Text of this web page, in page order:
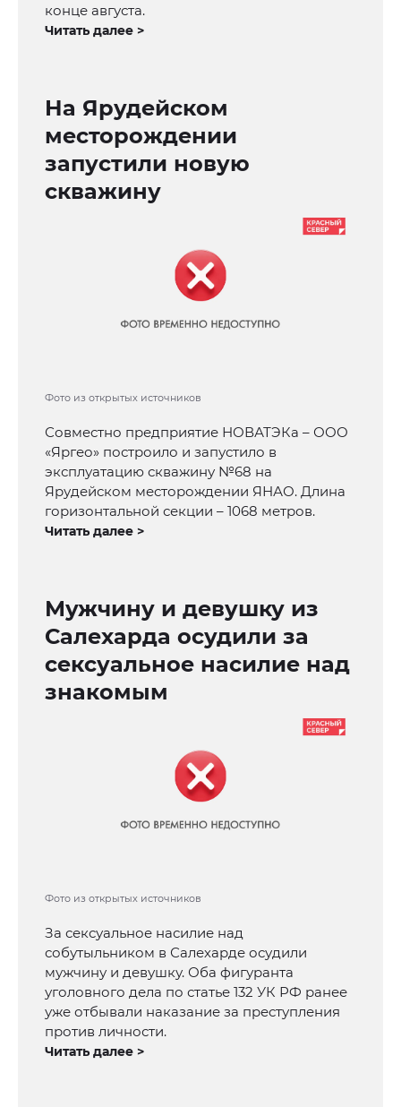
конце августа.
Читать далее >
На Ярудейском
месторождении
запустили новую
скважину
Фото из открытых источников
Совместно предприятие НОВАТЭКа – ООО
«Яргео» построило и запустило в
эксплуатацию скважину №68 на
Ярудейском месторождении ЯНАО. Длина
горизонтальной секции – 1068 метров.
Читать далее >
Мужчину и девушку из
Салехарда осудили за
сексуальное насилие над
знакомым
Фото из открытых источников
За сексуальное насилие над
собутыльником в Салехарде осудили
мужчину и девушку. Оба фигуранта
уголовного дела по статье 132 УК РФ ранее
уже отбывали наказание за преступления
против личности.
Читать далее >